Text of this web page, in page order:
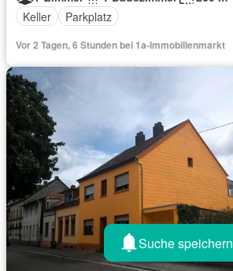
Keller
Parkplatz
Vor 2 Tagen, 6 Stunden bei 1a-Immobilienmarkt
Suche speichern